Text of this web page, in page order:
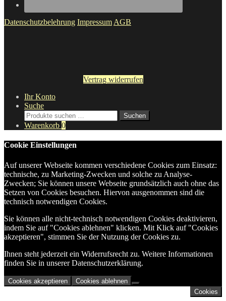
Datenschutzbelehrung Impressum AGB
Vertrag widerrufen
Ihr Konto
Suche
Suche
nach:
Suchen
Warenkorb 0
Cookie Einstellungen
Auf unserer Webseite kommen verschiedene Cookies zum Einsatz:
technische, zu Marketing-Zwecken und solche zu Analyse-
Zwecken; Sie können unsere Webseite grundsätzlich auch ohne das
Setzen von Cookies besuchen. Hiervon ausgenommen sind die
technisch notwendigen Cookies.
Sie können alle nicht-technisch notwendigen Cookies deaktivieren,
indem Sie auf "Cookies ablehnen" klicken. Mit Klick auf "Cookies
akzeptieren", stimmen Sie der Nutzung der Cookies zu.
Ihnen steht jederzeit ein Widerrufsrecht zu. Weitere Informationen
finden Sie in unserer Datenschutzerklärung.
Cookies akzeptieren
Cookies ablehnen
Cookies